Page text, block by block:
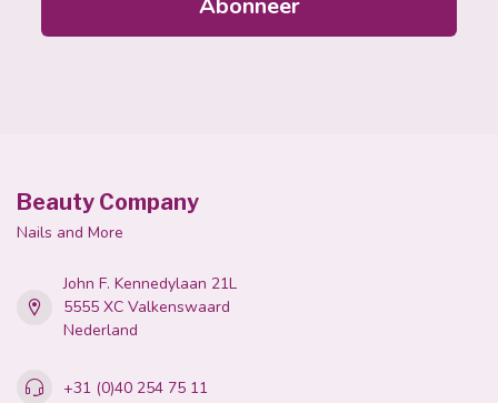
Abonneer
Beauty Company
Nails and More
John F. Kennedylaan 21L
5555 XC Valkenswaard
Nederland
+31 (0)40 254 75 11